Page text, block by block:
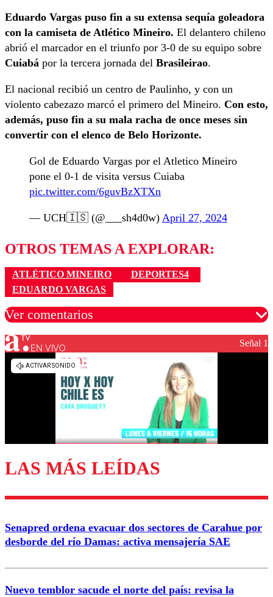
Eduardo Vargas puso fin a su extensa sequía goleadora
con la camiseta de Atlético Mineiro. El delantero chileno
abrió el marcador en el triunfo por 3-0 de su equipo sobre
Cuiabá por la tercera jornada del Brasileirao.
El nacional recibió un centro de Paulinho, y con un
violento cabezazo marcó el primero del Mineiro. Con esto,
además, puso fin a su mala racha de once meses sin
convertir con el elenco de Belo Horizonte.
Gol de Eduardo Vargas por el Atletico Mineiro
pone el 0-1 de visita versus Cuiaba
pic.twitter.com/6guvBzXTXn
— UCH🇮🇸 (@___sh4d0w) April 27, 2024
OTROS TEMAS A EXPLORAR:
ATLÉTICO MINEIRO
DEPORTES4
EDUARDO VARGAS
Ver comentarios
Los comentarios son moderados para garantizar un
diálogo respetuoso.
Enviar comentario
EN VIVO Señal 1
LAS MÁS LEÍDAS
Senapred ordena evacuar dos sectores de Carahue por
desborde del río Damas: activa mensajería SAE
Nuevo temblor sacude el norte del país: revisa la